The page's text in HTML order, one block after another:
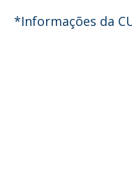
*Informações da